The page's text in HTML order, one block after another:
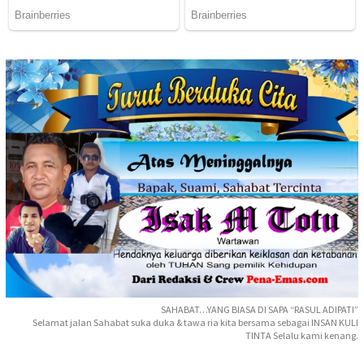
SAHABAT…YANG BIASA DI SAPA “RASUL ADIPATI”
Selamat jalan Sahabat suka duka & tawa ria kita bersama sebagai INSAN KULI
TINTA Selalu kami kenang.